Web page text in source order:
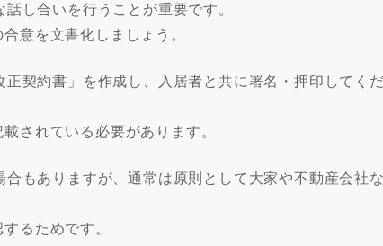
し合いを行うことが重要です。
意を文書化しましょう。
契約書」を作成し、入居者と共に署名・押印してく
されている必要があります。
もありますが、通常は原則として大家や不動産会社
るためです。